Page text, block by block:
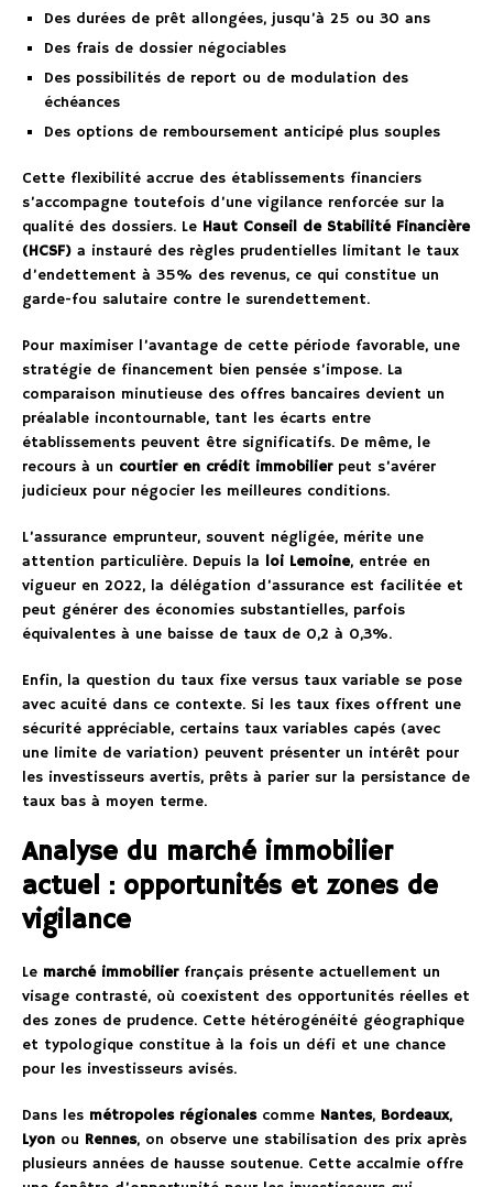
Des durées de prêt allongées, jusqu’à 25 ou 30 ans
Des frais de dossier négociables
Des possibilités de report ou de modulation des
échéances
Des options de remboursement anticipé plus souples
Cette flexibilité accrue des établissements financiers
s’accompagne toutefois d’une vigilance renforcée sur la
qualité des dossiers. Le Haut Conseil de Stabilité Financière
(HCSF) a instauré des règles prudentielles limitant le taux
d’endettement à 35% des revenus, ce qui constitue un
garde-fou salutaire contre le surendettement.
Pour maximiser l’avantage de cette période favorable, une
stratégie de financement bien pensée s’impose. La
comparaison minutieuse des offres bancaires devient un
préalable incontournable, tant les écarts entre
établissements peuvent être significatifs. De même, le
recours à un courtier en crédit immobilierpeut s’avérer
judicieux pour négocier les meilleures conditions.
L’assurance emprunteur, souvent négligée, mérite une
attention particulière. Depuis la loi Lemoine, entrée en
vigueur en 2022, la délégation d’assurance est facilitée et
peut générer des économies substantielles, parfois
équivalentes à une baisse de taux de 0,2 à 0,3%.
Enfin, la question du taux fixe versus taux variable se pose
avec acuité dans ce contexte. Si les taux fixes offrent une
sécurité appréciable, certains taux variables capés (avec
une limite de variation) peuvent présenter un intérêt pour
les investisseurs avertis, prêts à parier sur la persistance de
taux bas à moyen terme.
Analyse du marché immobilier
actuel : opportunités et zones de
vigilance
Le marché immobilierfrançais présente actuellement un
visage contrasté, où coexistent des opportunités réelles et
des zones de prudence. Cette hétérogénéité géographique
et typologique constitue à la fois un défi et une chance
pour les investisseurs avisés.
Dans les métropoles régionalescomme Nantes, Bordeaux,
Lyon ou Rennes, on observe une stabilisation des prix après
plusieurs années de hausse soutenue. Cette accalmie offre